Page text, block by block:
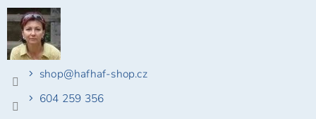
shop@hafhaf-shop.cz
604 259 356